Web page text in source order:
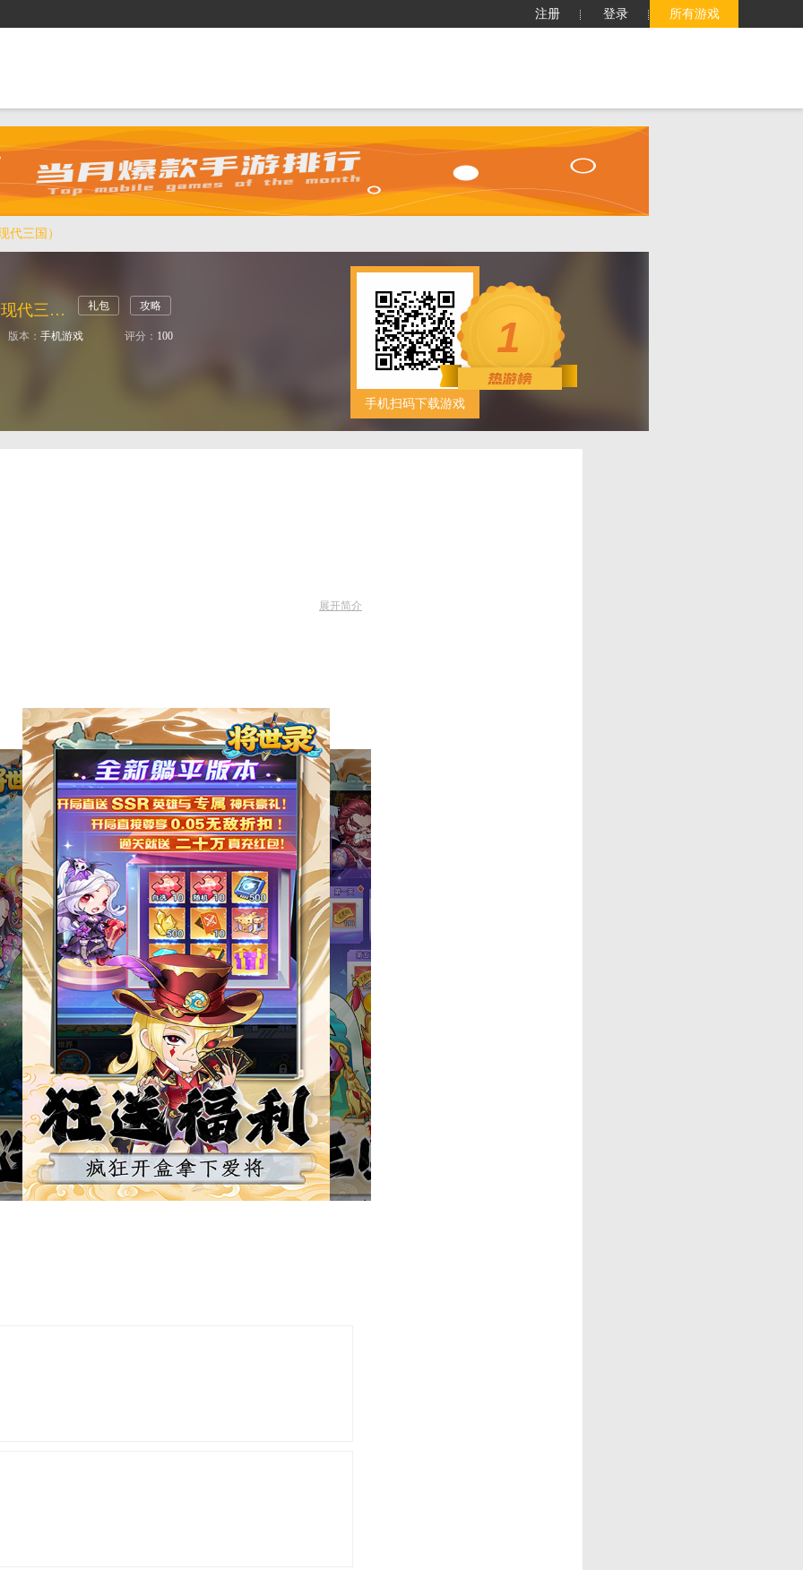
所有游戏
登录
注册
搜索
代三国）
将世录（0.05折现代三国） 礼包 攻略
版本： 手机游戏 评分： 100
手机扫码下载游戏
1
展开简介
绑定灵符*1000,元宝*1000